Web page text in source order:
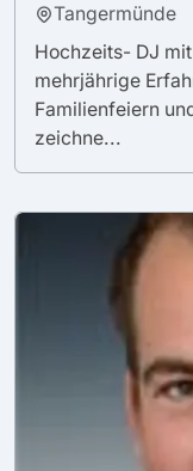
Tangermünde
Hochzeits- DJ
mehrjährige
Familienfeiern
zeichne...